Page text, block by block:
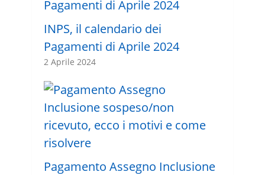
INPS, il calendario dei
Pagamenti di Aprile 2024
2 Aprile 2024
Pagamento Assegno Inclusione